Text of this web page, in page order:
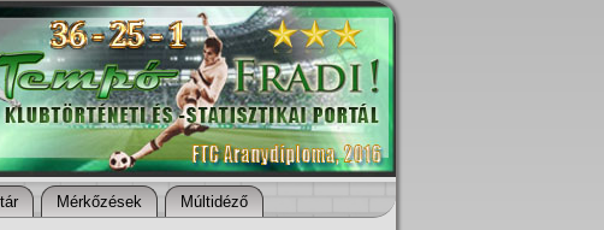
Mérkőzések Múltidéző